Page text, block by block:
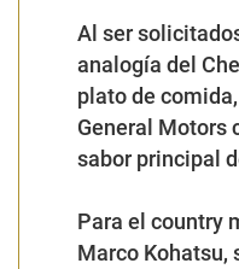
Al ser
analogía del
plato de
General Motors
sabor principal
Para el country
Marco Kohatsu,